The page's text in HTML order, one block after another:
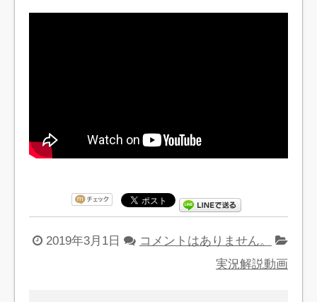
2019年3月1日
コメントはありません。
実況解説動画